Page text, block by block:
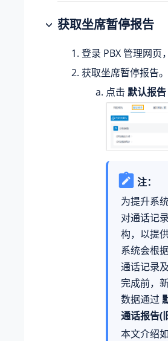
获取坐席暂停报告
登录 PBX 管理网页
获取坐席暂停报告。
点击 默认报告
注：
为提升系
对通话记
构，以提
系统会根
通话记录
完成前，
数据通过
通话报告(
本文介绍